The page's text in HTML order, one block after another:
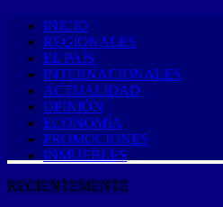
INICIO
REGIONALES
EL PAÍS
INTERNACIONALES
ACTUALIDAD
OPINIÓN
ECONOMÍA
PROMOCIONES
INMUEBLES
RECIENTEMENTE